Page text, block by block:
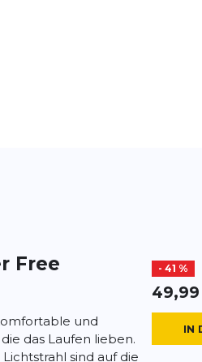
Free - 41 %
und
das Laufen lieben.
sind auf die
IN